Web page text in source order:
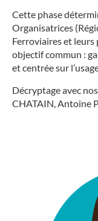
Cette phase
Organisatrices
Ferroviaires et leurs
objectif commun :
et centrée sur
Décryptage avec
CHATAIN, Antoine